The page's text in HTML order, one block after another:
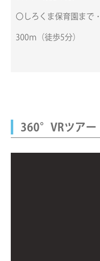
〇しろくま保育園まで
300ｍ（徒歩5分）
360°VRツアー